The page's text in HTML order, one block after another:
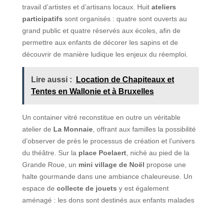
travail d’artistes et d’artisans locaux. Huit ateliers
participatifs sont organisés : quatre sont ouverts au
grand public et quatre réservés aux écoles, afin de
permettre aux enfants de décorer les sapins et de
découvrir de manière ludique les enjeux du réemploi.
Lire aussi :
Location de Chapiteaux et
Tentes en Wallonie et à Bruxelles
Un container vitré reconstitue en outre un véritable
atelier de La Monnaie, offrant aux familles la possibilité
d’observer de près le processus de création et l’univers
du théâtre. Sur la place Poelaert, niché au pied de la
Grande Roue, un mini village de Noël propose une
halte gourmande dans une ambiance chaleureuse. Un
espace de collecte de jouets y est également
aménagé : les dons sont destinés aux enfants malades